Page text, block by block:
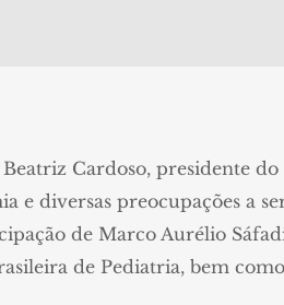
Cardoso, presidente
e diversas preocupações a
de Marco Aurélio
de Pediatria, bem